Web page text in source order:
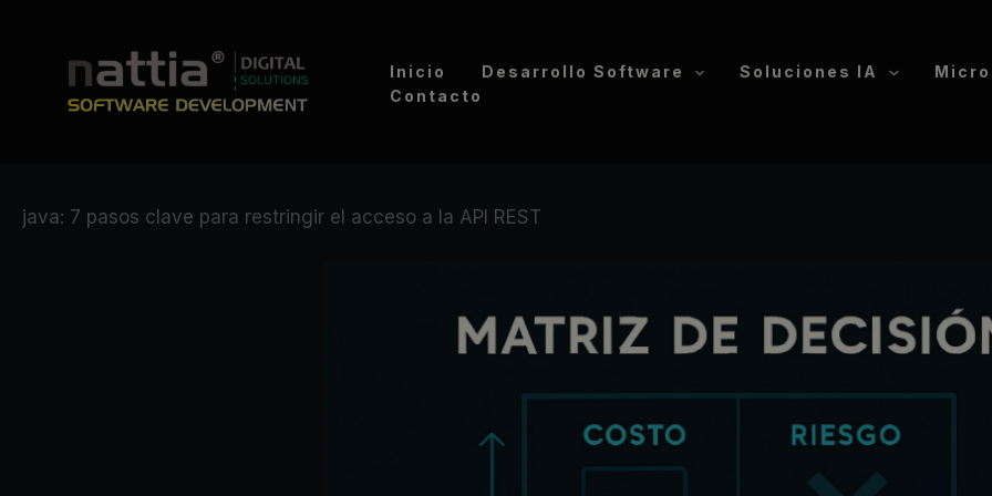
Inicio Desarrollo Software Soluciones IA
Contacto
java: 7 pasos clave para restringir el acceso a la API REST